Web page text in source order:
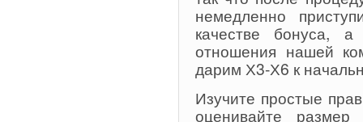
немедленно
качестве бонуса,
отношения нашей
дарим Х3-Х6 к
Изучите простые
оценивайте